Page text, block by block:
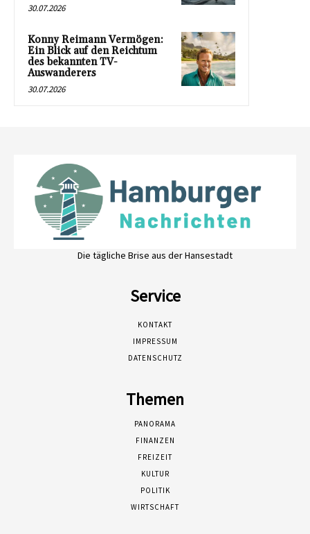
30.07.2026
Konny Reimann Vermögen:
Ein Blick auf den Reichtum
des bekannten TV-
Auswanderers
30.07.2026
Die tägliche Brise aus der Hansestadt
Service
KONTAKT
IMPRESSUM
DATENSCHUTZ
Themen
PANORAMA
FINANZEN
FREIZEIT
KULTUR
POLITIK
WIRTSCHAFT